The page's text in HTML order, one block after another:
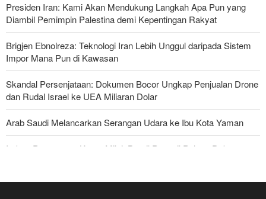
Presiden Iran: Kami Akan Mendukung Langkah Apa Pun yang
Diambil Pemimpin Palestina demi Kepentingan Rakyat
Brigjen Ebnolreza: Teknologi Iran Lebih Unggul daripada Sistem
Impor Mana Pun di Kawasan
Skandal Persenjataan: Dokumen Bocor Ungkap Penjualan Drone
dan Rudal Israel ke UEA Miliaran Dolar
Arab Saudi Melancarkan Serangan Udara ke Ibu Kota Yaman
Imbas Pernyataan Kasar Milei; Brasil Panggil Pulang Dubes